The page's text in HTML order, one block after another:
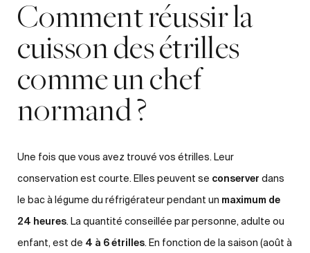
Comment réussir la
cuisson des étrilles
comme un chef
normand ?
Une fois que vous avez trouvé vos étrilles. Leur
conservation est courte. Elles peuvent se conserver dans
le bac à légume du réfrigérateur pendant un maximum de
24 heures. La quantité conseillée par personne, adulte ou
enfant, est de 4 à 6 étrilles. En fonction de la saison (août à